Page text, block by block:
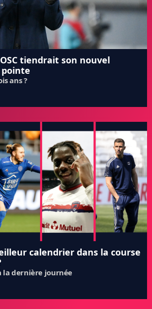
tiendrait son nouvel
ans ?
calendrier dans la course
la dernière journée